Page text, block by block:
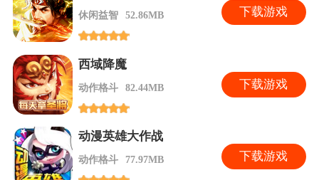
休闲益智 52.86MB 下载游戏
西域降魔
动作格斗 82.44MB 下载游戏
动漫英雄大作战
动作格斗 77.97MB 下载游戏